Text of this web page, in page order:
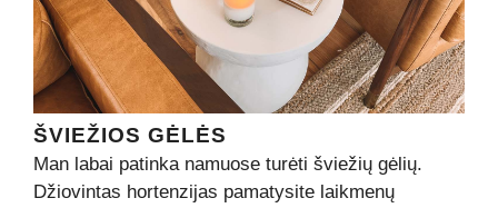
ŠVIEŽIOS GĖLĖS
Man labai patinka namuose turėti šviežių gėlių.
Džiovintas hortenzijas pamatysite laikmenų